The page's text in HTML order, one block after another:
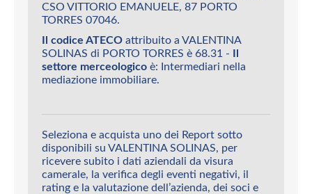
CSO VITTORIO EMANUELE, 87 PORTO
TORRES 07046.
Il codice ATECO attribuito a VALENTINA
SOLINAS di PORTO TORRES è 68.31 - Il
settore merceologico è: Intermediari nella
mediazione immobiliare.
Seleziona e acquista uno dei Report sotto
disponibili su VALENTINA SOLINAS, per
ricevere subito i dati aziendali da visura
camerale, la verifica degli eventi negativi, il
rating e la valutazione dell’azienda, dei soci e